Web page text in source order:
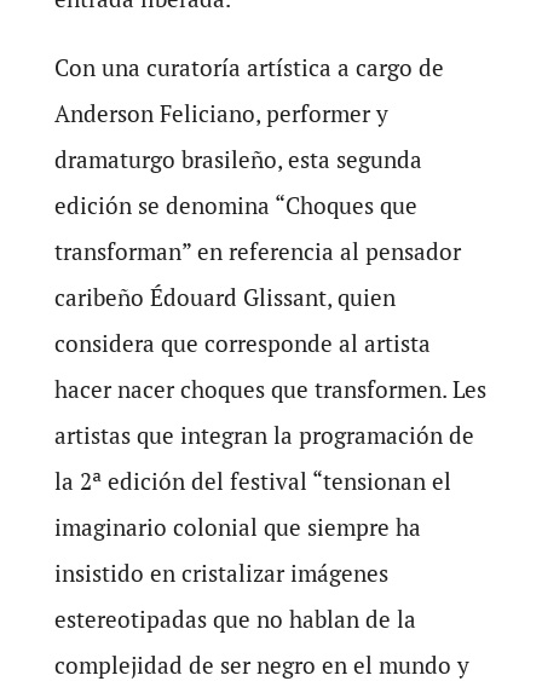
Con una curatoría artística a cargo de
Anderson Feliciano, performer y
dramaturgo brasileño, esta segunda
edición se denomina “Choques que
transforman” en referencia al pensador
caribeño Édouard Glissant, quien
considera que corresponde al artista
hacer nacer choques que transformen. Les
artistas que integran la programación de
la 2ª edición del festival “tensionan el
imaginario colonial que siempre ha
insistido en cristalizar imágenes
estereotipadas que no hablan de la
complejidad de ser negro en el mundo y